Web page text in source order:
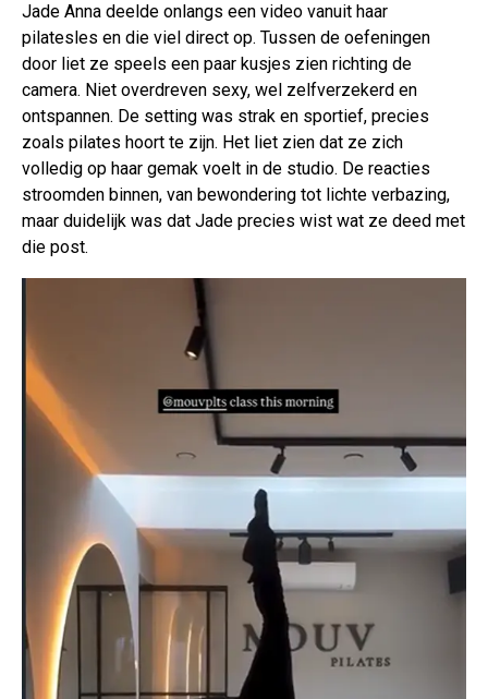
Jade Anna deelde onlangs een video vanuit haar
pilatesles en die viel direct op. Tussen de oefeningen
door liet ze speels een paar kusjes zien richting de
camera. Niet overdreven sexy, wel zelfverzekerd en
ontspannen. De setting was strak en sportief, precies
zoals pilates hoort te zijn. Het liet zien dat ze zich
volledig op haar gemak voelt in de studio. De reacties
stroomden binnen, van bewondering tot lichte verbazing,
maar duidelijk was dat Jade precies wist wat ze deed met
die post.